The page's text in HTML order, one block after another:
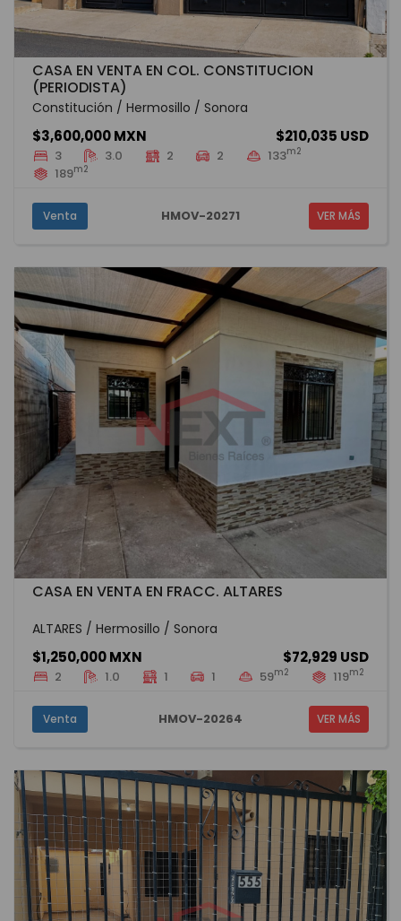
CASA EN VENTA EN COL. CONSTITUCION
(PERIODISTA)
Constitución / Hermosillo / Sonora
$3,600,000 MXN $210,035 USD
3 3.0 2 2 133m2
189m2
Venta HMOV-20271 VER MÁS
CASA EN VENTA EN FRACC. ALTARES
ALTARES / Hermosillo / Sonora
$1,250,000 MXN $72,929 USD
2 1.0 1 1 59m2 119m2
Venta HMOV-20264 VER MÁS